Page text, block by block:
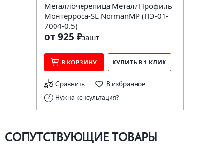
Металлочерепица МеталлПрофиль
Монтерроса-SL NormanMP (ПЭ-01-
7004-0.5)
от 925 ₽зашт
В КОРЗИНУ КУПИТЬ В 1 КЛИК
Сравнить В избранное
Нужна консультация?
СОПУТСТВУЮЩИЕ ТОВАРЫ